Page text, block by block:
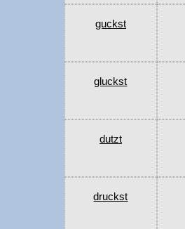
guckst
gluckst
dutzt
druckst